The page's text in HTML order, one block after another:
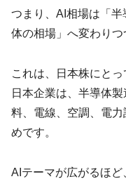
つまり、AI相場は「
体の相場」へ変わりつ
これは、日本株にとっ
日本企業は、半導体
料、電線、空調、電
めです。
AIテーマが広がるほ